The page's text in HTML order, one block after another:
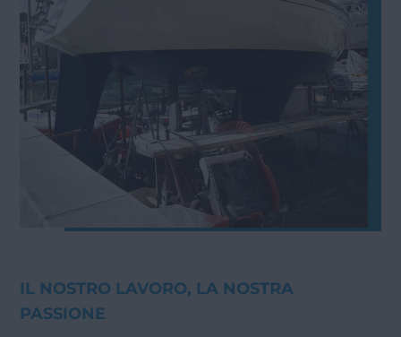
IL NOSTRO LAVORO, LA NOSTRA
PASSIONE